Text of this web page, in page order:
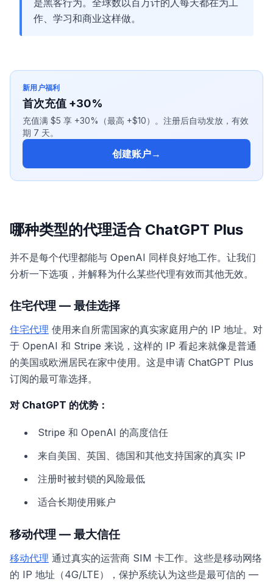
作、学习和商业这样做。
新用户福利
首次充值 +30%
充值满 $5 享 +30%（最高 +$10）。注册后自动发放，有效
期 7 天。
创建账户→
哪种类型的代理适合 ChatGPT Plus
并不是每个代理都能与 OpenAI 同样良好地工作。让我们
分析一下选项，并解释为什么某些代理有效而其他无效。
住宅代理 — 最佳选择
住宅代理 使用来自所需国家的真实家庭用户的 IP 地址。对
于 OpenAI 和 Stripe 来说，这样的 IP 看起来就像是普通
的美国或欧洲居民在家中使用。这是申请 ChatGPT Plus
订阅的最可靠选择。
对 ChatGPT 的优势：
Stripe 和 OpenAI 的高度信任
来自美国、英国、德国和其他支持国家的真实 IP
注册时被封锁的风险最低
适合长期使用账户
移动代理 — 最大信任
移动代理 通过真实的运营商 SIM 卡工作。这些是移动网络
的 IP 地址（4G/LTE），保护系统认为这些是最可信的 —